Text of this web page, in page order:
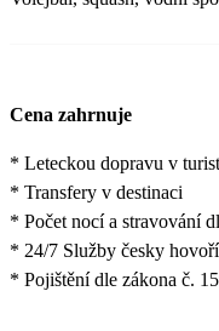
Cena zahrnuje
* Leteckou dopravu v
* Transfery v destinaci
* Počet nocí a stravování
* 24/7 Služby česky
* Pojištění dle zákona č.